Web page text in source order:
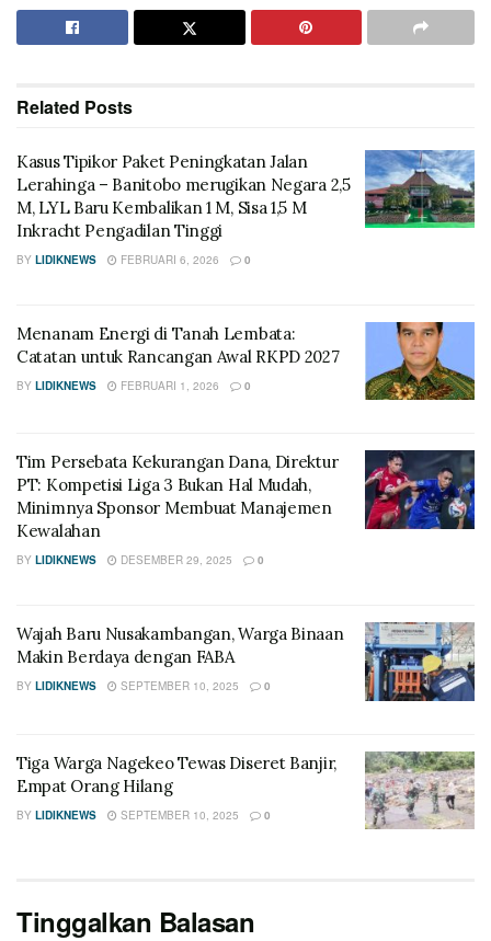
Related Posts
Kasus Tipikor Paket Peningkatan Jalan
Lerahinga – Banitobo merugikan Negara 2,5
M, LYL Baru Kembalikan 1 M, Sisa 1,5 M
Inkracht Pengadilan Tinggi
BY LIDIKNEWS FEBRUARI 6, 2026 0
Menanam Energi di Tanah Lembata:
Catatan untuk Rancangan Awal RKPD 2027
BY LIDIKNEWS FEBRUARI 1, 2026 0
Tim Persebata Kekurangan Dana, Direktur
PT: Kompetisi Liga 3 Bukan Hal Mudah,
Minimnya Sponsor Membuat Manajemen
Kewalahan
BY LIDIKNEWS DESEMBER 29, 2025 0
Wajah Baru Nusakambangan, Warga Binaan
Makin Berdaya dengan FABA
BY LIDIKNEWS SEPTEMBER 10, 2025 0
Tiga Warga Nagekeo Tewas Diseret Banjir,
Empat Orang Hilang
BY LIDIKNEWS SEPTEMBER 10, 2025 0
Tinggalkan Balasan